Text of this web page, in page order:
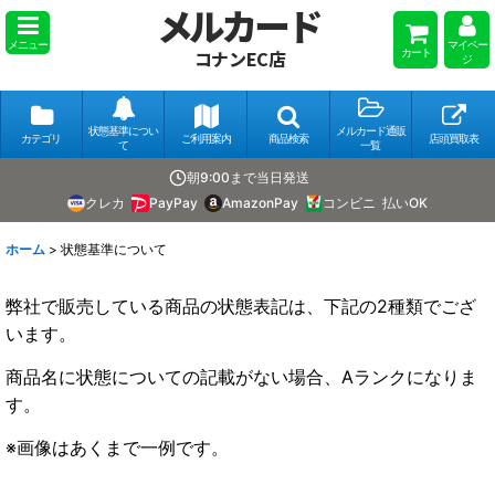
メニュー メルカード
コナンEC店 カート
マイペー
ジ
カテゴリ
状態基準につい
て
ご利用案内 商品検索
メルカード通販
一覧
店頭買取表
朝9:00まで当日発送
クレカ
PayPay AmazonPay コンビニ 払いOK
ホーム > 状態基準について
弊社で販売している商品の状態表記は、下記の2種類でござ
います。
商品名に状態についての記載がない場合、Aランクになりま
す。
※画像はあくまで一例です。